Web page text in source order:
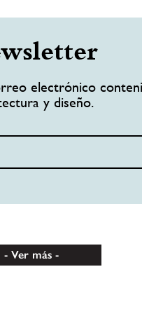
electrónico
y diseño.
Ver más